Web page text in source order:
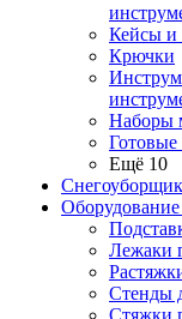
Кейсы и
Крючки
Наборы
Ещё 10
Оборудование
Лежаки
Стенды
Стяжки